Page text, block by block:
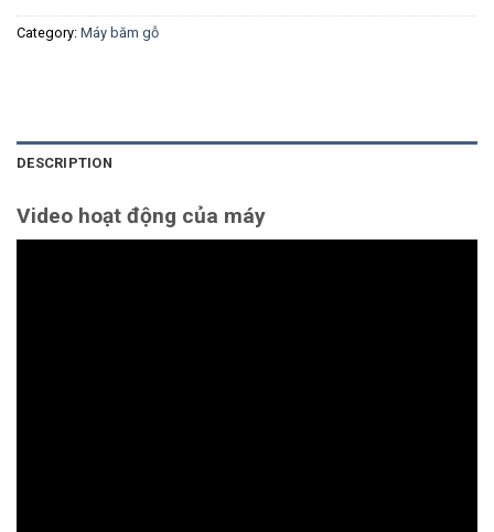
Category: Máy băm gỗ
DESCRIPTION
Video hoạt động của máy